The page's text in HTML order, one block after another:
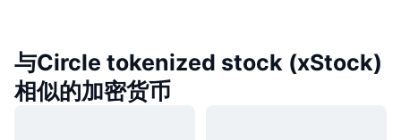
与Circle tokenized stock (xStock)
相似的加密货币